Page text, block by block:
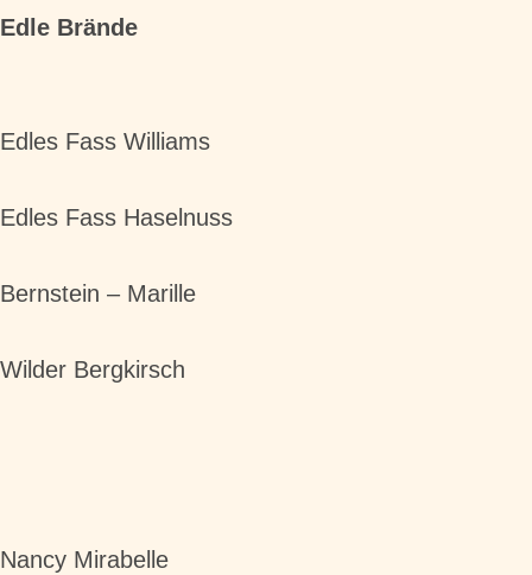
Edle Brände
Edles Fass Williams
Edles Fass Haselnuss
Bernstein – Marille
Wilder Bergkirsch
Nancy Mirabelle